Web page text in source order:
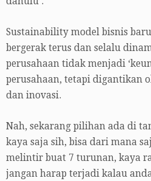
Sustainability model bisnis
bergerak terus dan selalu
perusahaan tidak menjadi
perusahaan, tetapi digantikan
dan inovasi.
Nah, sekarang pilihan ada di
kaya saja sih, bisa dari mana
melintir buat 7 turunan, kaya
jangan harap terjadi kalau